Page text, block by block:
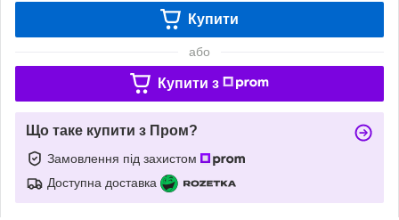
Купити
або
Купити з
Що таке купити з Пром?
Замовлення під захистом
Доступна доставка